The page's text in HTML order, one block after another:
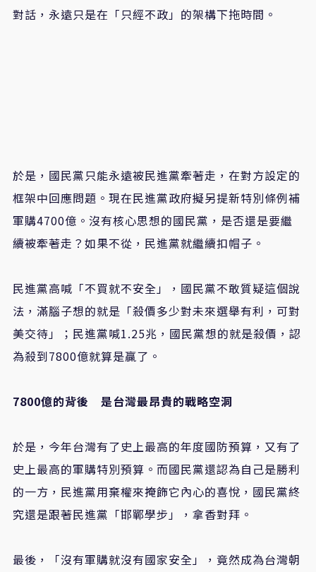
對話，永遠只是在「只經不政」的架構下拖時間。
於是，國民黨只能永遠被民進黨牽著走，在對方設定的
框架中回應問題。現在民進黨政府擬另提新特別條例補
軍購4700億。沒有核心思想的國民黨，是否還是要繼
續被牽著走？如果不從，民進黨就繼續扣帽子。
民進黨高喊「不買就不安全」，國民黨不敢質疑這個說
法，滿腦子想的就是「殺價多少對未來選舉有利，可對
美交待」；民進黨喊1.25兆，國民黨想的就是殺價，認
為殺到7800億就算是贏了。
7800億的背後 是台灣最昂貴的戰略空洞
於是，今年台灣有了史上最高的年度國防預算，又有了
史上最高的軍購特別預算。而國民黨還認為自己是勝利
的一方，民進黨用棄權來掩飾它內心的喜悅，國民黨終
究還是跟著民進黨「邯鄲學步」，拿香對拜。
最後，「沒有軍購就沒有國家安全」，竟然成為台灣朝